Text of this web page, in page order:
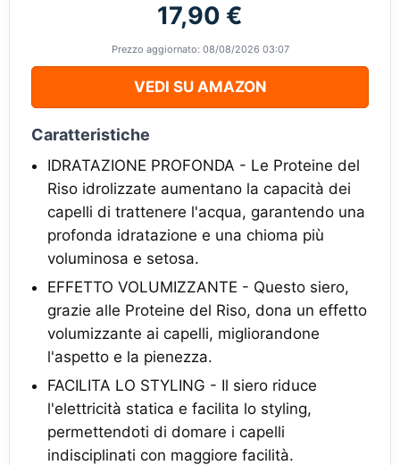
17,90 €
Prezzo aggiornato: 08/08/2026 03:07
VEDI SU AMAZON
Caratteristiche
IDRATAZIONE PROFONDA - Le Proteine del
Riso idrolizzate aumentano la capacità dei
capelli di trattenere l'acqua, garantendo una
profonda idratazione e una chioma più
voluminosa e setosa.
EFFETTO VOLUMIZZANTE - Questo siero,
grazie alle Proteine del Riso, dona un effetto
volumizzante ai capelli, migliorandone
l'aspetto e la pienezza.
FACILITA LO STYLING - Il siero riduce
l'elettricità statica e facilita lo styling,
permettendoti di domare i capelli
indisciplinati con maggiore facilità.